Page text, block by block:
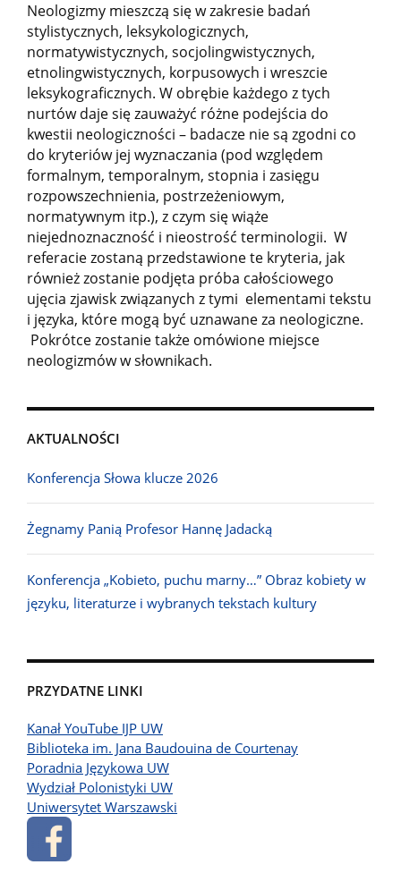
Neologizmy mieszczą się w zakresie badań
stylistycznych, leksykologicznych,
normatywistycznych, socjolingwistycznych,
etnolingwistycznych, korpusowych i wreszcie
leksykograficznych. W obrębie każdego z tych
nurtów daje się zauważyć różne podejścia do
kwestii neologiczności – badacze nie są zgodni co
do kryteriów jej wyznaczania (pod względem
formalnym, temporalnym, stopnia i zasięgu
rozpowszechnienia, postrzeżeniowym,
normatywnym itp.), z czym się wiąże
niejednoznaczność i nieostrość terminologii. W
referacie zostaną przedstawione te kryteria, jak
również zostanie podjęta próba całościowego
ujęcia zjawisk związanych z tymi elementami tekstu
i języka, które mogą być uznawane za neologiczne.
Pokrótce zostanie także omówione miejsce
neologizmów w słownikach.
AKTUALNOŚCI
Konferencja Słowa klucze 2026
Żegnamy Panią Profesor Hannę Jadacką
Konferencja „Kobieto, puchu marny…” Obraz kobiety w
języku, literaturze i wybranych tekstach kultury
PRZYDATNE LINKI
Kanał YouTube IJP UW
Biblioteka im. Jana Baudouina de Courtenay
Poradnia Językowa UW
Wydział Polonistyki UW
Uniwersytet Warszawski